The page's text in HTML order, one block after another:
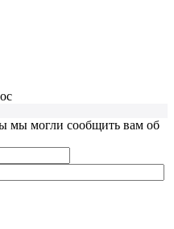
мы могли сообщить вам об